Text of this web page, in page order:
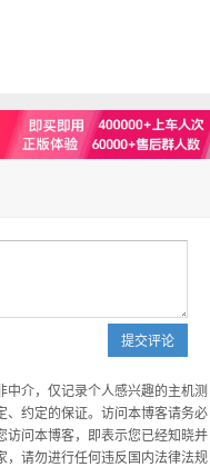
提交评论
中介，仅记录个人感兴趣的主机测
、约定的保证。访问本博客请务必
访问本博客，即表示您已经知晓并
，请勿进行任何违反国内法律法规